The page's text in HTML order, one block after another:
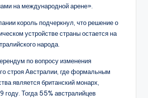
на международной арене».
король подчеркнул, что решение о
устройстве страны остается на
народа.
по вопросу изменения
строя Австралии, где формальным
является британский монарх,
году. Тогда 55% австралийцев